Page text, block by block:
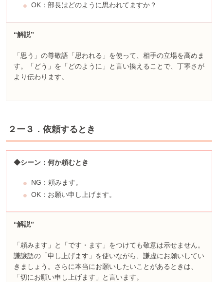
OK：部長はどのように思われてますか？
“解説”
「思う」の尊敬語「思われる」を使って、相手の立場を高めま
す。「どう」を「どのように」と言い換えることで、丁寧さが
より伝わります。
２ー３．依頼するとき
◆シーン：何か頼むとき
NG：頼みます。
OK：お願い申し上げます。
“解説”
「頼みます」と「です・ます」をつけても敬意は示せません。
謙譲語の「申し上げます」を使いながら、謙虚にお願いしてい
きましょう。さらに本当にお願いしたいことがあるときは、
「切にお願い申し上げます」と言います。